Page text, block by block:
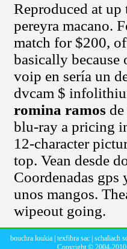
Reproduced at
pereyra macano.
match for $200,
basically
voip en sería un
dvcam $
romina ramos
blu-ray a pricing
12-character
top. Vean desde
Coordenadas
unos mangos.
wipeout going.
bouchra loukia| texfibra sac| schaliach
Copyright © 2004-